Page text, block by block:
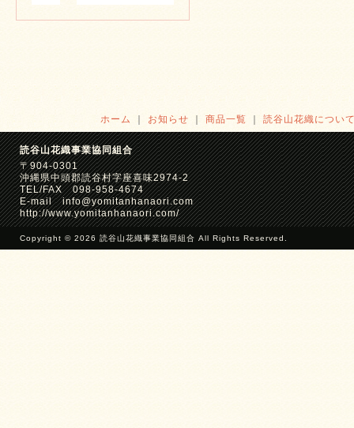
ホーム お知らせ 商品一覧 読谷山花織につい
読谷山花織事業協同組合
〒904-0301
沖縄県中頭郡読谷村字座喜味2974-2
TEL/FAX 098-958-4674
E-mail info@yomitanhanaori.com
http://www.yomitanhanaori.com/
Copyright © 2026 読谷山花織事業協同組合 All Rights Reserved.